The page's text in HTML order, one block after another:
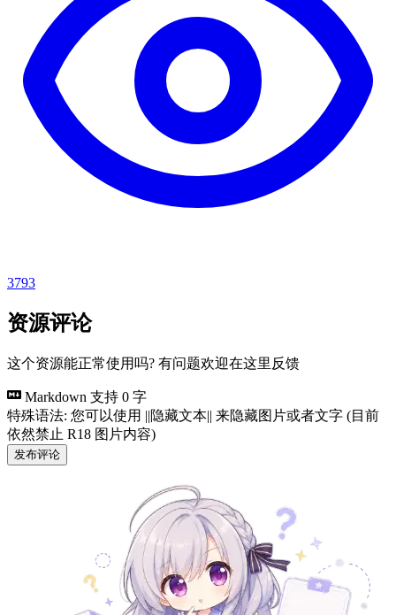
3793
资源评论
这个资源能正常使用吗? 有问题欢迎在这里反馈
Markdown 支持 0 字
特殊语法: 您可以使用 ||隐藏文本|| 来隐藏图片或者文字 (目前
依然禁止 R18 图片内容)
发布评论